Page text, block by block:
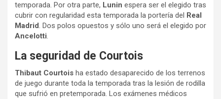
temporada. Por otra parte, Lunin espera ser el elegido tras
cubrir con regularidad esta temporada la portería del
Real
Madrid. Dos polos opuestos y sólo uno será el elegido por
Ancelotti.
La seguridad de Courtois
Thibaut Courtois ha estado desaparecido de los terrenos
de juego durante toda la temporada tras la lesión de rodilla
que sufrió en pretemporada. Los exámenes médicos